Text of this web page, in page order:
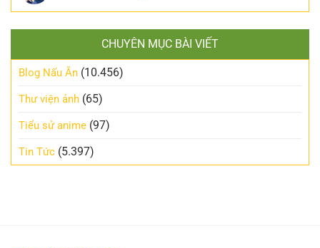
CHUYÊN MỤC BÀI VIẾT
Blog Nấu Ăn (10.456)
Thư viện ảnh (65)
Tiểu sử anime (97)
Tin Tức (5.397)